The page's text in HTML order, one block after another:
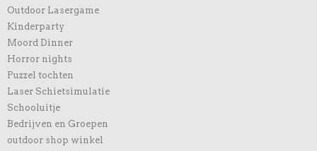
Outdoor Lasergame
Kinderparty
Moord Dinner
Horror nights
Puzzel tochten
Laser Schietsimulatie
Schooluitje
Bedrijven en Groepen
outdoor shop winkel